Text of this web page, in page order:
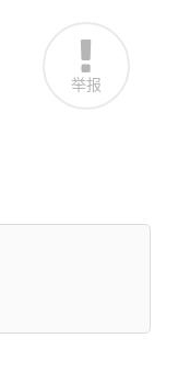
举报